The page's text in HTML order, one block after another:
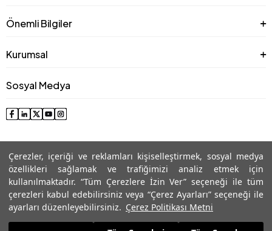
Çerezler, içeriği ve reklamları kişiselleştirmek, sosyal medya
özellikleri sağlamak ve trafiğimizi analiz etmek için
kullanılmaktadır. “Tüm Çerezlere İzin Ver” seçeneği ile tüm
çerezleri kabul edebilirsiniz veya “Çerez Ayarları” seçeneği ile
ayarları düzenleyebilirsiniz. Çerez Politikası Metni
Önemli Bilgiler
Kurumsal
Sosyal Medya
© 2025 Roman® Tüm Hakları Saklıdır, İzinsiz kullanılamaz